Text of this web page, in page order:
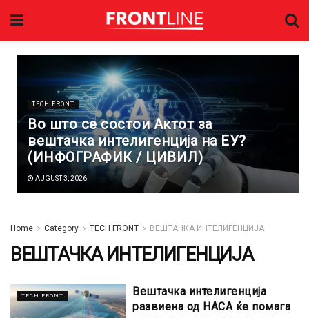
TECH FRONT
Во што се состои Актот за
вештачка интелигенција на ЕУ?
(ИНФОГРАФИК / ЦИВИЛ)
AUGUST 3, 2026
Home Category TECH FRONT ВЕШТАЧКА ИНТЕЛИГЕНЦИЈА
ВЕШТАЧКА ИНТЕЛИГЕНЦИЈА
TECH FRONT
Вештачка интелигенција
развиена од НАСА ќе помага